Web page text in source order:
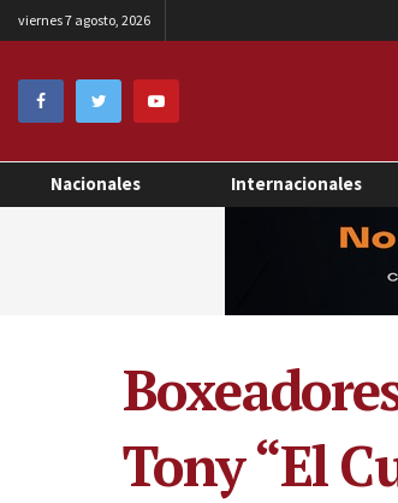
viernes 7 agosto, 2026
Nacionales Internacionales
Tony “El